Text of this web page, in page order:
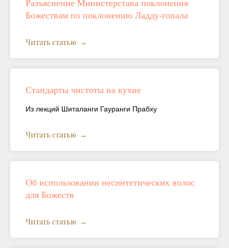
Разъяснение Министерстава поклонения
Божествам по поклонению Ладду-гопала
Читать статью
Стандарты чистоты на кухне
Из лекций Шиталанги Гауранги Прабху
Читать статью
Об использовании несинтетических волос
для Божеств
Читать статью